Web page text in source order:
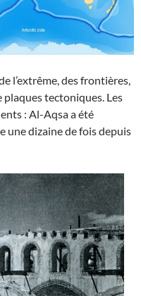
l’extrême, des frontières,
plaques tectoniques. Les
: Al-Aqsa a été
une dizaine de fois depuis